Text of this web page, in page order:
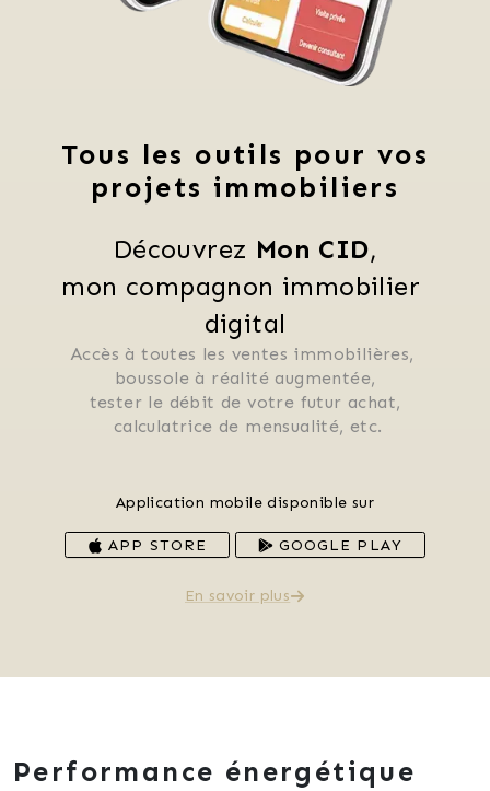
Tous les outils pour vos
projets immobiliers
Découvrez Mon CID,
mon compagnon immobilier
digital
Accès à toutes les ventes immobilières,
boussole à réalité augmentée,
tester le débit de votre futur achat,
calculatrice de mensualité, etc.
Application mobile disponible sur
APP STORE GOOGLE PLAY
En savoir plus
Performance énergétique